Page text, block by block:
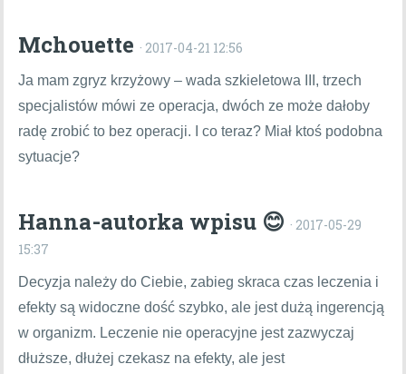
Mchouette · 2017-04-21 12:56
Ja mam zgryz krzyżowy – wada szkieletowa III, trzech
specjalistów mówi ze operacja, dwóch ze może dałoby
radę zrobić to bez operacji. I co teraz? Miał ktoś podobna
sytuacje?
Hanna-autorka wpisu 😊 · 2017-05-29
15:37
Decyzja należy do Ciebie, zabieg skraca czas leczenia i
efekty są widoczne dość szybko, ale jest dużą ingerencją
w organizm. Leczenie nie operacyjne jest zazwyczaj
dłuższe, dłużej czekasz na efekty, ale jest